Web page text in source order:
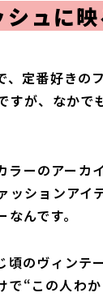
ュに映
定番好きの
が、なかで
ーのアーカ
ションアイ
んです。
頃のヴィンテ
“この人わ